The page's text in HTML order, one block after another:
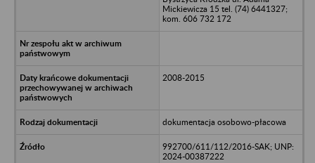
Mickiewicza 15 tel. (74) 6441327;
kom. 606 732 172
2008-2015
dokumentacja osobowo-płacowa
992700/611/112/2016-SAK; UNP:
2024-00387222